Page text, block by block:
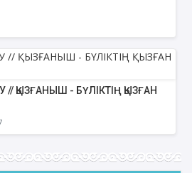
ҚЫЗҒАНЫШ - БҮЛІКТІҢ ҚЫЗҒАН